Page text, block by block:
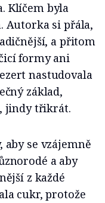
Klíčem byla
Autorka si přála,
a přitom
formy ani
nastudovala
základ,
jindy třikrát.
aby se vzájemně
a aby
z každé
cukr, protože